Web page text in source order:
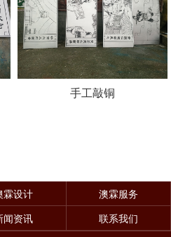
手工敲铜
霖设计
澳霖服务
闻资讯 联系我们